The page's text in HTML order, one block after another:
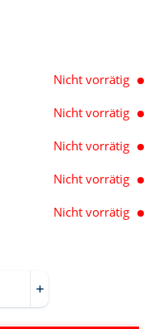
Nicht vorrätig
Nicht vorrätig
Nicht vorrätig
Nicht vorrätig
Nicht vorrätig